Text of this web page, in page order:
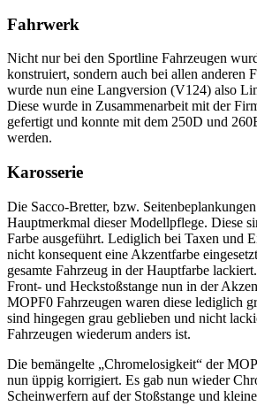
Fahrwerk
Nicht nur bei den Sportline Fahrzeugen
konstruiert, sondern auch bei allen anderen
wurde nun eine Langversion (V124) also
Diese wurde in Zusammenarbeit mit der
gefertigt und konnte mit dem 250D und
werden.
Karosserie
Die Sacco-Bretter, bzw.
Hauptmerkmal dieser Modellpflege. Diese
Farbe ausgeführt. Lediglich bei Taxen und
nicht konsequent eine Akzentfarbe
gesamte Fahrzeug in der Hauptfarbe
Front- und Heckstoßstange nun in der
MOPF0 Fahrzeugen waren diese lediglich
sind hingegen grau geblieben und nicht
Fahrzeugen wiederum anders ist.
Die bemängelte „Chromelosigkeit“ der
nun üppig korrigiert. Es gab nun wieder
Scheinwerfern auf der Stoßstange und